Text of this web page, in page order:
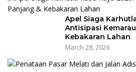
Apel Siaga
Antisipasi
Kebakaran Lahan
March 28, 2026